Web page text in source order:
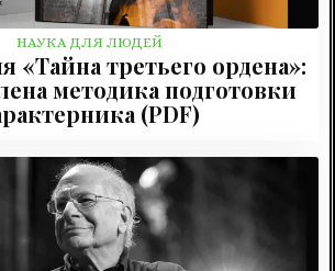
НАУКА ДЛЯ ЛЮДЕЙ
«Тайна третьего ордена»:
методика подготовки
(PDF)